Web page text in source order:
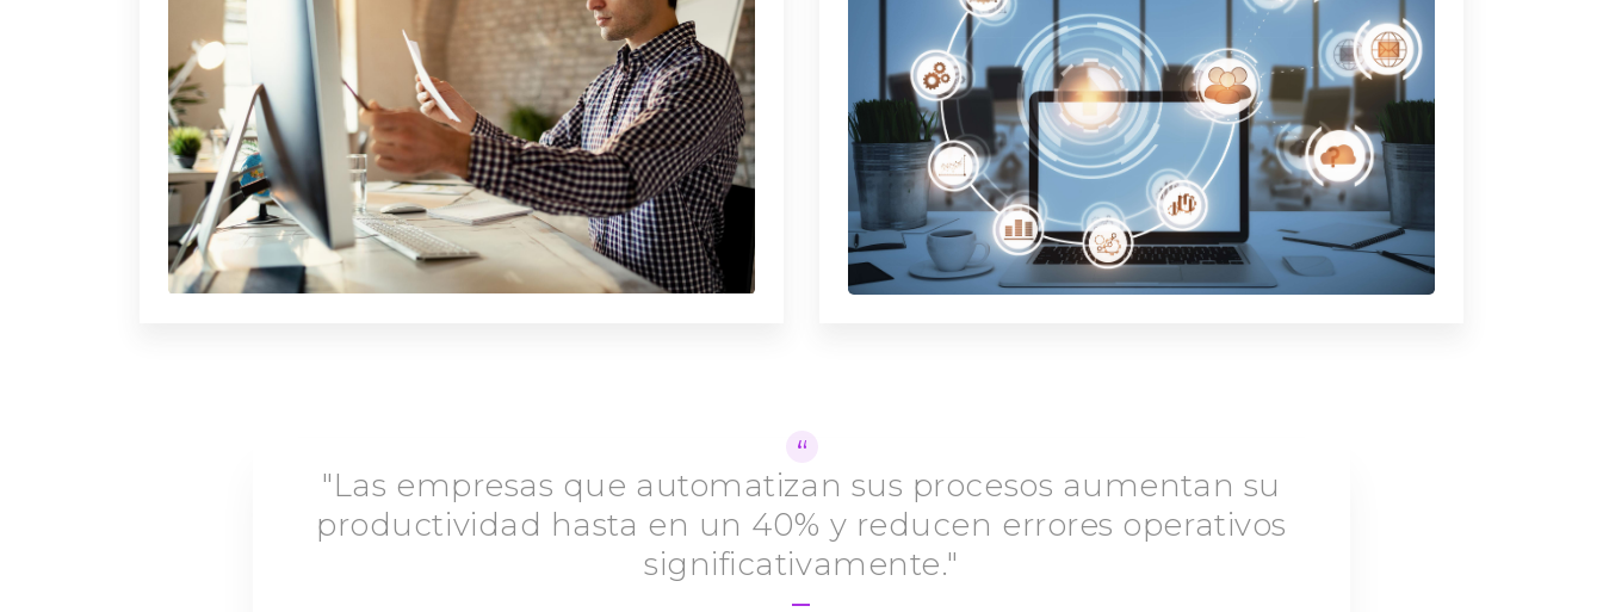
"Las empresas que automatizan sus procesos aumentan su
productividad hasta en un 40% y reducen errores operativos
significativamente."